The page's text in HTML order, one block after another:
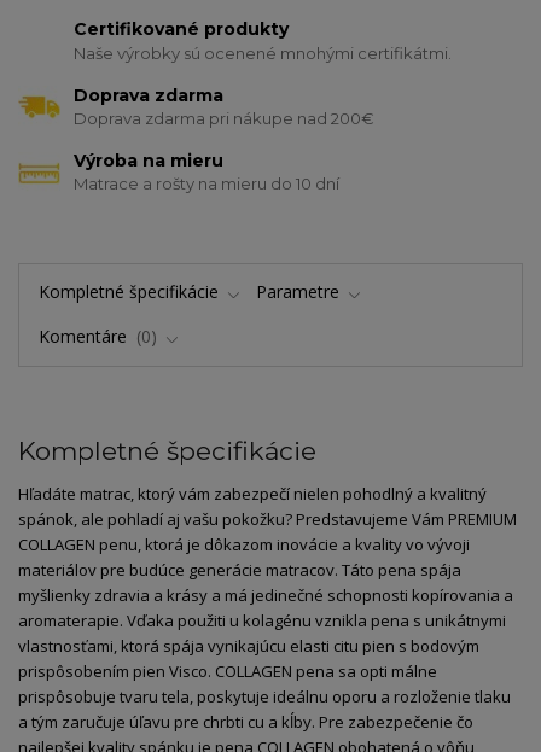
Certifikované produkty
Naše výrobky sú ocenené mnohými certifikátmi.
Doprava zdarma
Doprava zdarma pri nákupe nad 200€
Výroba na mieru
Matrace a rošty na mieru do 10 dní
Kompletné špecifikácie
Parametre
Komentáre
0
Kompletné špecifikácie
Hľadáte matrac, ktorý vám zabezpečí nielen pohodlný a kvalitný
spánok, ale pohladí aj vašu pokožku? Predstavujeme Vám PREMIUM
COLLAGEN penu, ktorá je dôkazom inovácie a kvality vo vývoji
materiálov pre budúce generácie matracov. Táto pena spája
myšlienky zdravia a krásy a má jedinečné schopnosti kopírovania a
aromaterapie. Vďaka použiti u kolagénu vznikla pena s unikátnymi
vlastnosťami, ktorá spája vynikajúcu elasti citu pien s bodovým
prispôsobením pien Visco. COLLAGEN pena sa opti málne
prispôsobuje tvaru tela, poskytuje ideálnu oporu a rozloženie tlaku
a tým zaručuje úľavu pre chrbti cu a kĺby. Pre zabezpečenie čo
najlepšej kvality spánku je pena COLLAGEN obohatená o vôňu